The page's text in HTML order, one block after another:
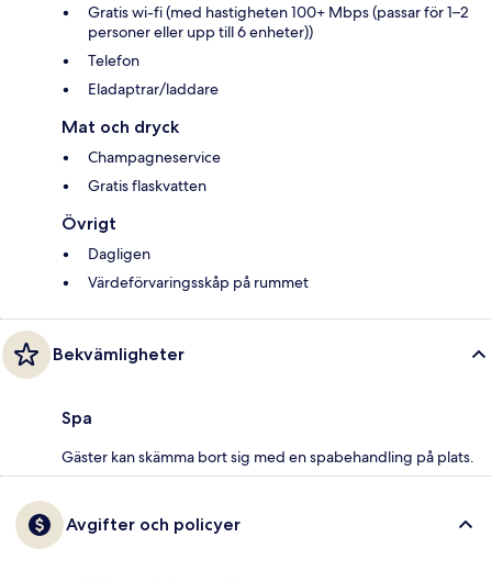
Gratis wi-fi (med hastigheten 100+ Mbps (passar för 1–2
personer eller upp till 6 enheter))
Telefon
Eladaptrar/laddare
Mat och dryck
Champagneservice
Gratis flaskvatten
Övrigt
Dagligen
Värdeförvaringsskåp på rummet
Bekvämligheter
Spa
Gäster kan skämma bort sig med en spabehandling på plats.
Avgifter och policyer